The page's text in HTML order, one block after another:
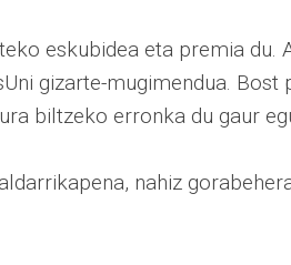
eskubidea eta premia du.
gizarte-mugimendua. Bost
biltzeko erronka du gaur
nahiz